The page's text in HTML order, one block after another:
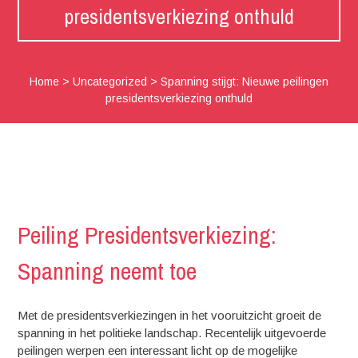
presidentsverkiezing onthuld
Home> Uncategorized > Spanning stijgt: Nieuwe peilingen
presidentsverkiezing onthuld
Peiling Presidentsverkiezing:
Spanning neemt toe
Met de presidentsverkiezingen in het vooruitzicht groeit de
spanning in het politieke landschap. Recentelijk uitgevoerde
peilingen werpen een interessant licht op de mogelijke